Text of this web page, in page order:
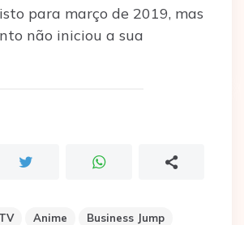
para março de 2019, mas
não iniciou a sua
Anime
Business Jump